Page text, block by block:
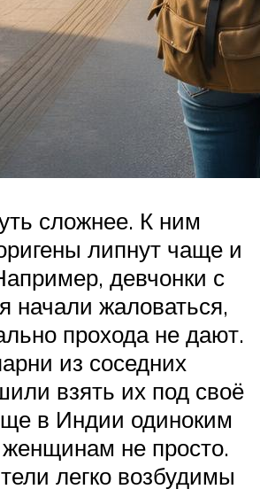
сложнее. К ним
липнут чаще и
девчонки с
начали жаловаться,
прохода не дают.
из соседних
взять их под своё
в Индии одиноким
не просто.
легко возбудимы